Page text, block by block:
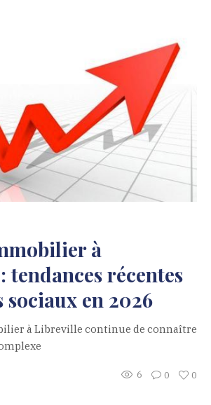
à
tendances récentes
sociaux en 2026
à Libreville continue de connaître
6 0 0